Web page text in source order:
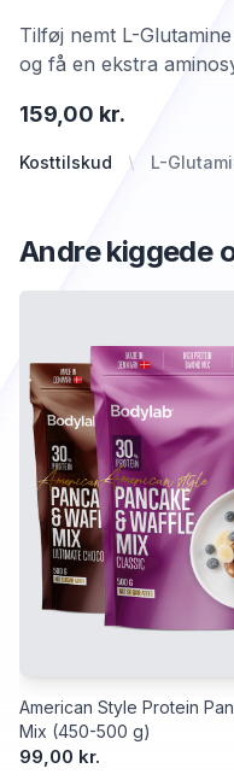
Kosttilskud L-
159,00 kr.
Tilføj nemt L-
og få en ekstra
Andre kiggede
American Style Protein
Mix (450-500 g)
99,00 kr.